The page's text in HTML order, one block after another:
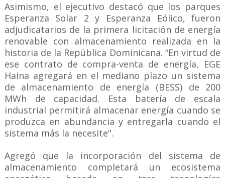
Asimismo, el ejecutivo destacó que los parques
Esperanza Solar 2 y Esperanza Eólico, fueron
adjudicatarios de la primera licitación de energía
renovable con almacenamiento realizada en la
historia de la República Dominicana. “En virtud de
ese contrato de compra-venta de energía, EGE
Haina agregará en el mediano plazo un sistema
de almacenamiento de energía (BESS) de 200
MWh de capacidad. Esta batería de escala
industrial permitirá almacenar energía cuando se
produzca en abundancia y entregarla cuando el
sistema más la necesite".
Agregó que la incorporación del sistema de
almacenamiento completará un ecosistema